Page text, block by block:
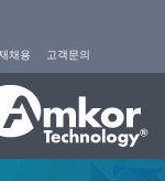
채용 고객문의